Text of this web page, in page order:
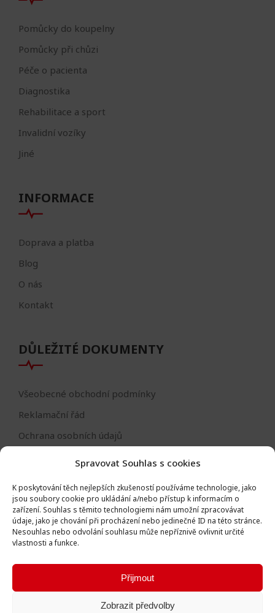
Spravovat Souhlas s cookies
K poskytování těch nejlepších zkušeností používáme technologie, jako
jsou soubory cookie pro ukládání a/nebo přístup k informacím o
zařízení. Souhlas s těmito technologiemi nám umožní zpracovávat
údaje, jako je chování při procházení nebo jedinečné ID na této stránce.
Nesouhlas nebo odvolání souhlasu může nepříznivě ovlivnit určité
vlastnosti a funkce.
Přijmout
Zobrazit předvolby
Pomůcky do koupelny
Pomůcky při chůzi
Péče o pacienta
Diagnostika
Rehabilitace a sport
Invalidní vozíky
Jiné
INFORMACE
Doprava a platba
Blog
O nás
Kontakt
DŮLEŽITÉ DOKUMENTY
Všeobecné obchodní podmínky
Reklamační řád
Ochrana osobních údajů
Formulář - odstoupení od smlouvy
Odstoupení od smlouvy
Všechna práva vyhrazena © Igor Vlk - soukromá firma 2016 -